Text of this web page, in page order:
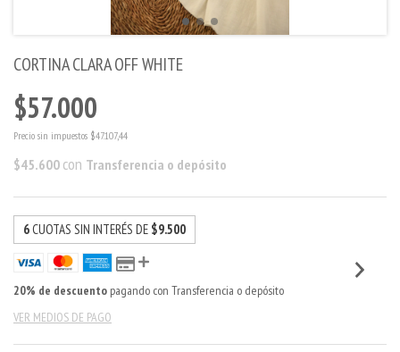
CORTINA CLARA OFF WHITE
$57.000
Precio sin impuestos $47.107,44
$45.600 con Transferencia o depósito
6CUOTAS SIN INTERÉS DE $9.500
20% de descuento pagando con Transferencia o depósito
VER MEDIOS DE PAGO